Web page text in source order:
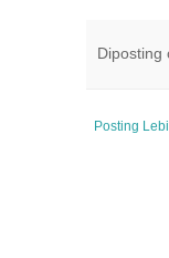
Diposting
Posting